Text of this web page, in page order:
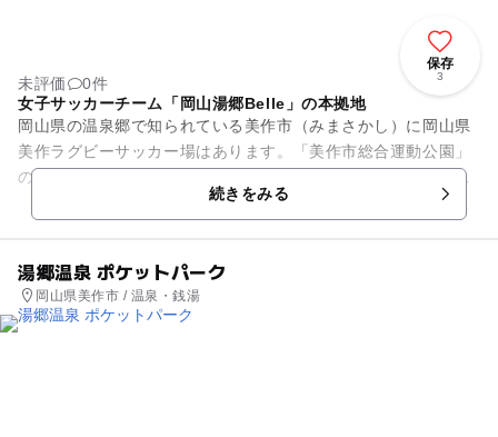
保存
3
未評価
0件
女子サッカーチーム「岡山湯郷Belle」の本拠地
岡山県の温泉郷で知られている美作市（みまさかし）に岡山県
美作ラグビーサッカー場はあります。「美作市総合運動公園」
の一画にあります。日本サッカー協会「なでしこリーグ」の
「岡山湯郷（ゆのごう）Bel...続きをみる
湯郷温泉 ポケットパーク
岡山県美作市 / 温泉・銭湯